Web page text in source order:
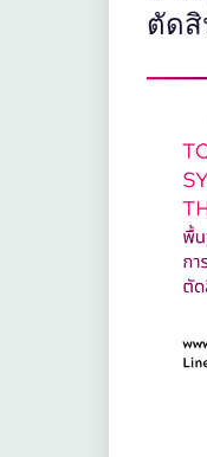
ตัดสิ